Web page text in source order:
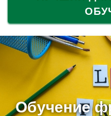
Обучение